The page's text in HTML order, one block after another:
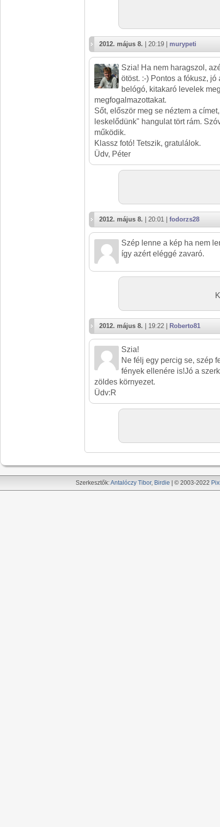
2012. május 8. | 20:19 | murypeti
Szia! Ha nem haragszol,
ötöst. :-) Pontos a fókusz, jó
belógó, kitakaró levelek
megfogalmazottakat.
Sőt, először meg se néztem a
leskelődünk" hangulat tört rám.
működik.
Klassz fotó! Tetszik, gratulálok.
Üdv, Péter
2012. május 8. | 20:01 | fodorzs28
Szép lenne a kép ha nem
így azért eléggé zavaró.
2012. május 8. | 19:22 | Roberto81
Szia!
Ne félj egy percig se, szép
fények ellenére is!Jó a
zöldes környezet.
Üdv:R
Szerkesztők:Antalóczy Tibor, Birdie | © 2003-2022